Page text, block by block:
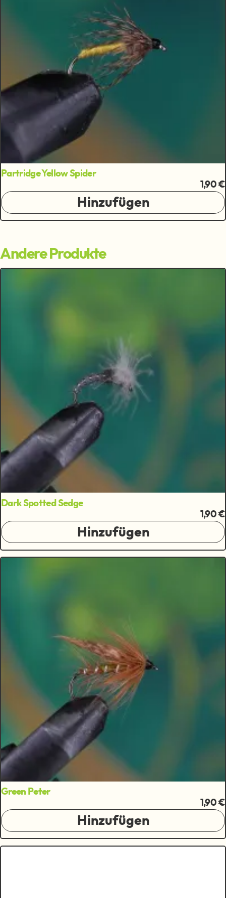
Partridge Yellow Spider
1,90 €
Hinzufügen
Andere Produkte
Dark Spotted Sedge
1,90 €
Hinzufügen
Green Peter
1,90 €
Hinzufügen